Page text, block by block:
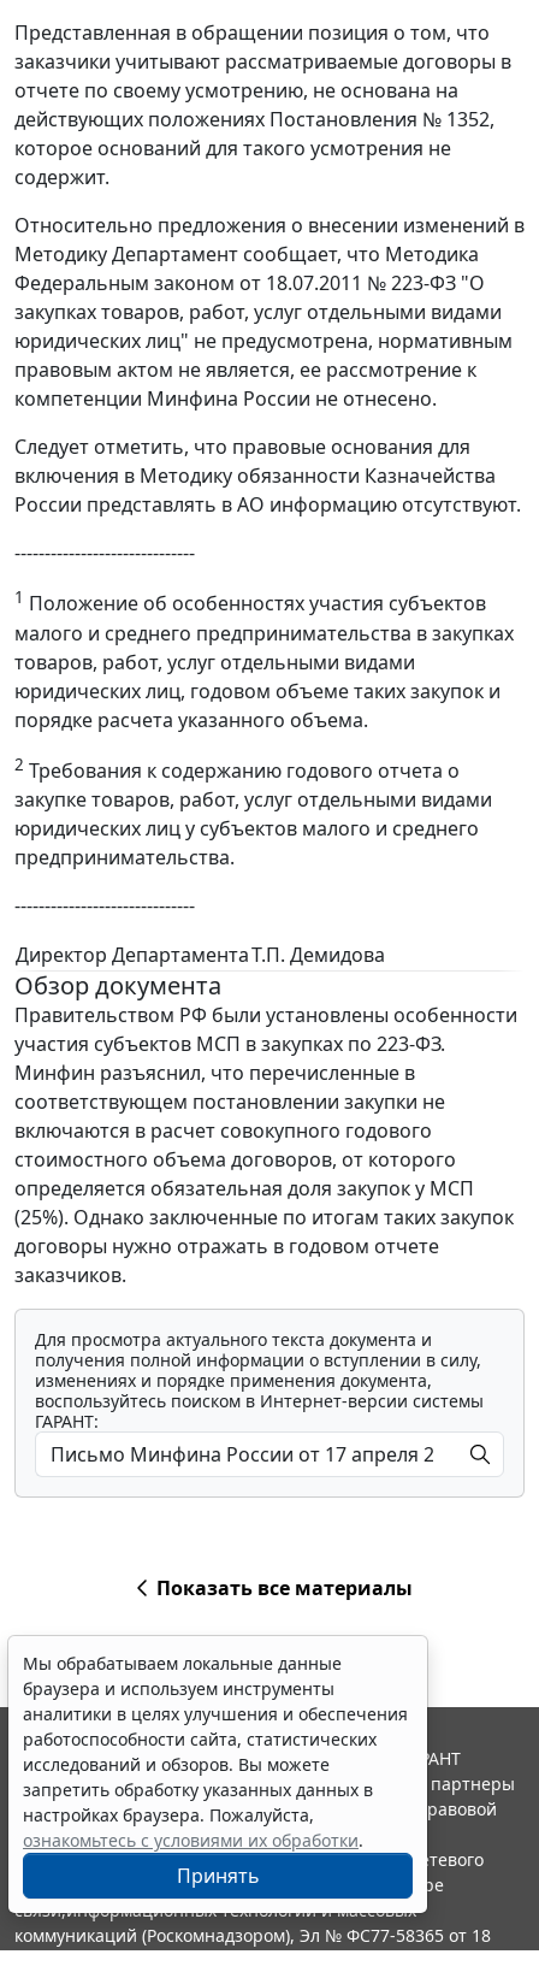
Представленная в обращении позиция о том, что
заказчики учитывают рассматриваемые договоры в
отчете по своему усмотрению, не основана на
действующих положениях Постановления № 1352,
которое оснований для такого усмотрения не
содержит.
Относительно предложения о внесении изменений в
Методику Департамент сообщает, что Методика
Федеральным законом от 18.07.2011 № 223-ФЗ "О
закупках товаров, работ, услуг отдельными видами
юридических лиц" не предусмотрена, нормативным
правовым актом не является, ее рассмотрение к
компетенции Минфина России не отнесено.
Следует отметить, что правовые основания для
включения в Методику обязанности Казначейства
России представлять в АО информацию отсутствуют.
------------------------------
1 Положение об особенностях участия субъектов
малого и среднего предпринимательства в закупках
товаров, работ, услуг отдельными видами
юридических лиц, годовом объеме таких закупок и
порядке расчета указанного объема.
2 Требования к содержанию годового отчета о
закупке товаров, работ, услуг отдельными видами
юридических лиц у субъектов малого и среднего
предпринимательства.
------------------------------
Директор ДепартаментаТ.П. Демидова
Обзор документа
Правительством РФ были установлены особенности
участия субъектов МСП в закупках по 223-ФЗ.
Минфин разъяснил, что перечисленные в
соответствующем постановлении закупки не
включаются в расчет совокупного годового
стоимостного объема договоров, от которого
определяется обязательная доля закупок у МСП
(25%). Однако заключенные по итогам таких закупок
договоры нужно отражать в годовом отчете
заказчиков.
Для просмотра актуального текста документа и
получения полной информации о вступлении в силу,
изменениях и порядке применения документа,
воспользуйтесь поиском в Интернет-версии системы
ГАРАНТ:
Показать все материалы
Мы обрабатываем локальные данные
браузера и используем инструменты
аналитики в целях улучшения и обеспечения
работоспособности сайта, статистических
исследований и обзоров. Вы можете
запретить обработку указанных данных в
настройках браузера. Пожалуйста,
ознакомьтесь с условиями их обработки.
Принять
© ООО "НПП "ГАРАНТ-СЕРВИС", 2026. Система ГАРАНТ
выпускается с 1990 года. Компания "Гарант" и ее партнеры
являются участниками Российской ассоциации правовой
информации ГАРАНТ.
Портал ГАРАНТ.РУ зарегистрирован в качестве сетевого
издания Федеральной службой по надзору в сфере
связи,информационных технологий и массовых
коммуникаций (Роскомнадзором), Эл № ФС77-58365 от 18